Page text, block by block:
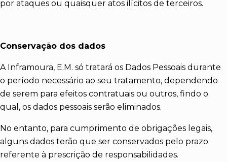
por ataques ou quaisquer atos ilícitos de terceiros.
Conservação dos dados
A Inframoura, E.M. só tratará os Dados Pessoais durante
o período necessário ao seu tratamento, dependendo
de serem para efeitos contratuais ou outros, findo o
qual, os dados pessoais serão eliminados.
No entanto, para cumprimento de obrigações legais,
alguns dados terão que ser conservados pelo prazo
referente à prescrição de responsabilidades.